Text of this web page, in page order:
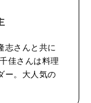
志さんと共に
佳さんは料理
ー。大人気の